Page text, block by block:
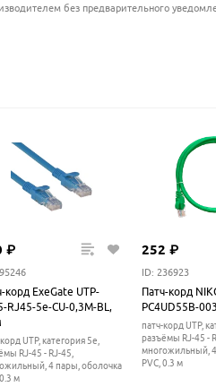
без предварительного
₽
корд ExeGate UTP-
RJ45-5e-CU-0,3M-BL,
UTP, категория 5e,
RJ-45 - RJ-45,
4 пары, оболочка
0.3 м
252 ₽
ID: 236923
Патч-корд
PC4UD55B-
патч-корд UTP,
разъёмы RJ-45 -
многожильный,
PVC, 0.3 м